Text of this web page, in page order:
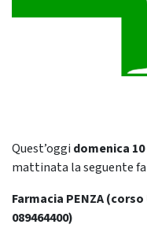
Quest’oggi domenica
mattinata la seguente
Farmacia PENZA (corso
089464400)